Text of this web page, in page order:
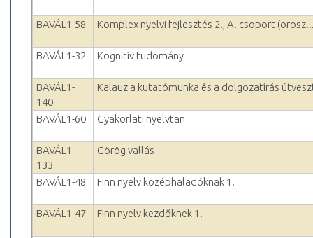
BAVÁL1-58 Komplex nyelvi fejlesztés 2., A. csoport
BAVÁL1-32 Kognitív tudomány
BAVÁL1-
140
Kalauz a kutatómunka és a dolgozatírás
BAVÁL1-60 Gyakorlati nyelvtan
BAVÁL1-
133
Görög vallás
BAVÁL1-48 Finn nyelv középhaladóknak 1.
BAVÁL1-47 Finn nyelv kezdőknek 1.